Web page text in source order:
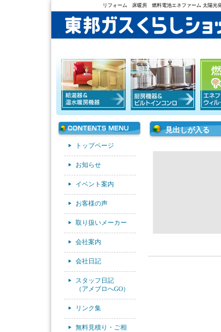
リフォーム 床暖房 燃料電池エネファーム 太陽光
トップページ
お知らせ
イベント案内
お客様の声
取り扱いメーカー
会社案内
会社日記
スタッフ日記
（アメブロへGO）
リンク集
無料見積り・ご相
見出しが入る